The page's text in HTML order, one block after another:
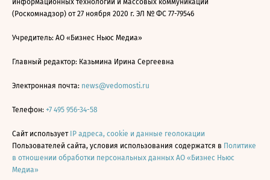
информационных технологий и массовых коммуникаций
(Роскомнадзор) от 27 ноября 2020 г. ЭЛ № ФС 77-79546
Учредитель: АО «Бизнес Ньюс Медиа»
Главный редактор: Казьмина Ирина Сергеевна
Электронная почта: news@vedomosti.ru
Телефон: +7 495 956-34-58
Сайт использует IP адреса, cookie и данные геолокации
Пользователей сайта, условия использования содержатся в Политике
в отношении обработки персональных данных АО «Бизнес Ньюс
Медиа»